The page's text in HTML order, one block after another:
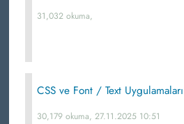
31,032 okuma,
CSS ve Font / Text Uygulamaları
30,179 okuma, 27.11.2025 10:51